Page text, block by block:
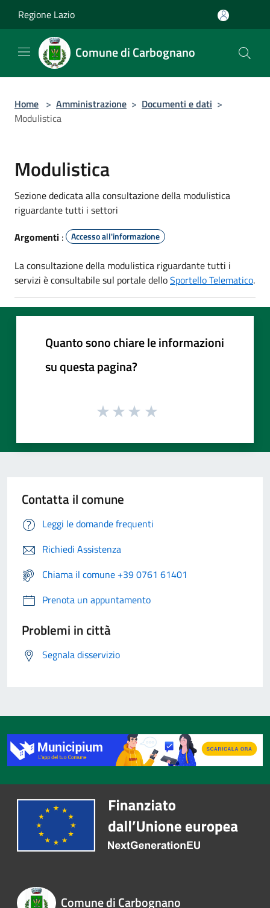
Regione Lazio
Comune di Carbognano
Home > Amministrazione > Documenti e dati >
Modulistica
Modulistica
Sezione dedicata alla consultazione della modulistica
riguardante tutti i settori
Argomenti : Accesso all'informazione
La consultazione della modulistica riguardante tutti i
servizi è consultabile sul portale delloSportello Telematico.
Quanto sono chiare le informazioni
su questa pagina?
Contatta il comune
Leggi le domande frequenti
Richiedi Assistenza
Chiama il comune +39 0761 61401
Prenota un appuntamento
Problemi in città
Segnala disservizio
Comune di Carbognano